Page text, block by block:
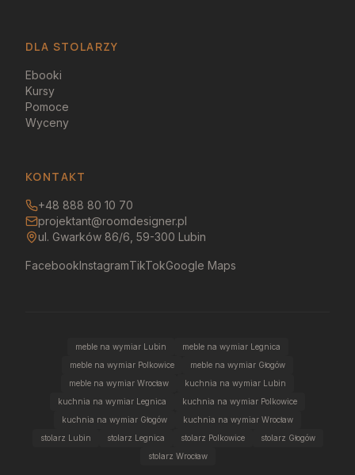
DLA STOLARZY
Ebooki
Kursy
Pomoce
Wyceny
KONTAKT
+48 888 80 10 70
projektant@roomdesigner.pl
ul. Gwarków 86/6, 59-300 Lubin
FacebookInstagramTikTokGoogle Maps
meble na wymiar Lubin
meble na wymiar Legnica
meble na wymiar Polkowice
meble na wymiar Głogów
meble na wymiar Wrocław
kuchnia na wymiar Lubin
kuchnia na wymiar Legnica
kuchnia na wymiar Polkowice
kuchnia na wymiar Głogów
kuchnia na wymiar Wrocław
stolarz Lubin
stolarz Legnica stolarz Polkowice
stolarz Głogów
stolarz Wrocław